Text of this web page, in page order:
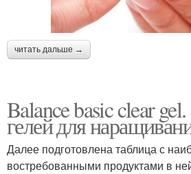
читать дальше →
Balance basic clear
гелей для
Далее подготовлена таблица с
востребованными продуктами в